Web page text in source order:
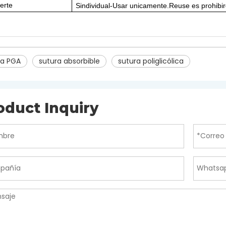
Sindividual-Usar unicamente .Reuse es prohibir
PGA sutura absorbible sutura poliglicólica
Inquiry